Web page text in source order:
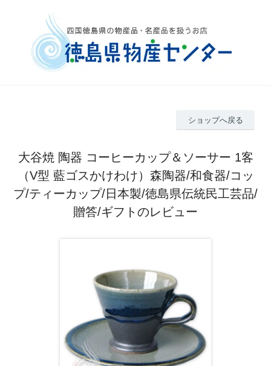
ショップへ戻る
大谷焼 陶器 コーヒーカップ＆ソーサー 1客
（V型 藍ゴスかけわけ）森陶器/和食器/コッ
プ/ティーカップ/日本製/徳島県伝統民工芸品/
贈答/ギフトのレビュー